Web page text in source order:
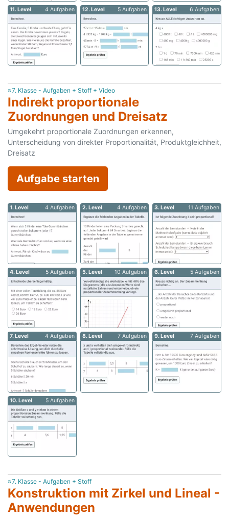
11. Level 4 Aufgaben 12. Level 5 Aufgaben 13. Level 6 Aufgaben
≈7. Klasse - Aufgaben + Stoff + Video
Indirekt proportionale
Zuordnungen und Dreisatz
Umgekehrt proportionale Zuordnungen erkennen,
Unterscheidung von direkter Proportionalität, Produktgleichheit,
Dreisatz
Aufgabe starten
1. Level 4 Aufgaben 2. Level 4 Aufgaben 3. Level 11 Aufgaben
4. Level 5 Aufgaben 5. Level 10 Aufgaben 6. Level 5 Aufgaben
7. Level 4 Aufgaben 8. Level 7 Aufgaben 9. Level 7 Aufgaben
10. Level 5 Aufgaben
≈7. Klasse - Aufgaben + Stoff
Konstruktion mit Zirkel und Lineal -
Anwendungen